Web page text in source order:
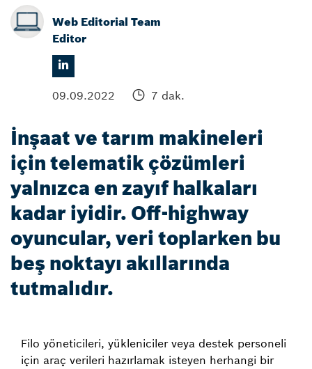
Web Editorial Team
Editor
09.09.2022 7 dak.
İnşaat ve tarım makineleri
için telematik çözümleri
yalnızca en zayıf halkaları
kadar iyidir. Off-highway
oyuncular, veri toplarken bu
beş noktayı akıllarında
tutmalıdır.
Filo yöneticileri, yükleniciler veya destek personeli
için araç verileri hazırlamak isteyen herhangi bir